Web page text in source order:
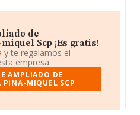
de
Scp ¡Es gratis!
y te regalamos el
empresa.
AMPLIADO DE
PINA-MIQUEL SCP